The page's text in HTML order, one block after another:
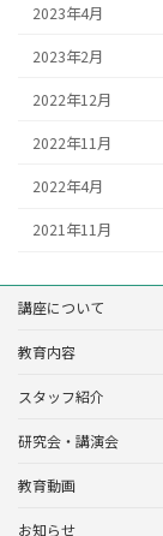
2023年4月
2023年2月
2022年12月
2022年11月
2022年4月
2021年11月
講座について
教育内容
スタッフ紹介
研究会・講演会
教育動画
お知らせ